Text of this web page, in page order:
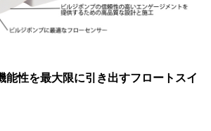
能性を最大限に引き出すフロートスイ